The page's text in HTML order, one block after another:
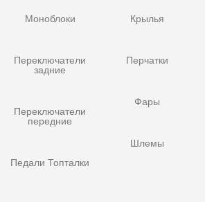
Моноблоки
Переключатели
задние
Переключатели
передние
Педали Топталки
Крылья
Перчатки
Фары
Шлемы